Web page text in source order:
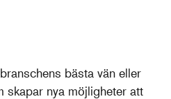
bästa vän eller
skapar nya möjligheter att